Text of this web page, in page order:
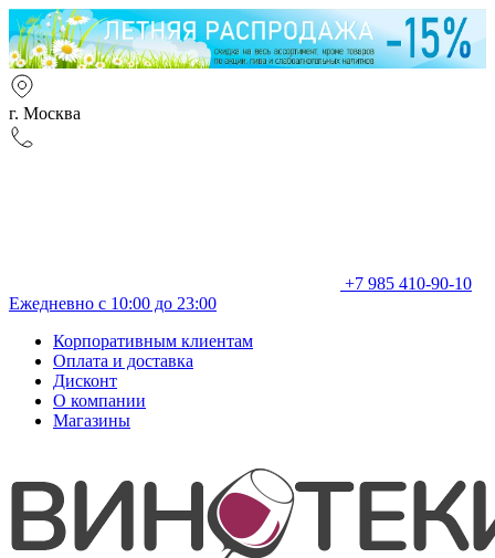
г. Москва
+7 985 410-90-10
Ежедневно с 10:00 до 23:00
Корпоративным клиентам
Оплата и доставка
Дисконт
О компании
Магазины